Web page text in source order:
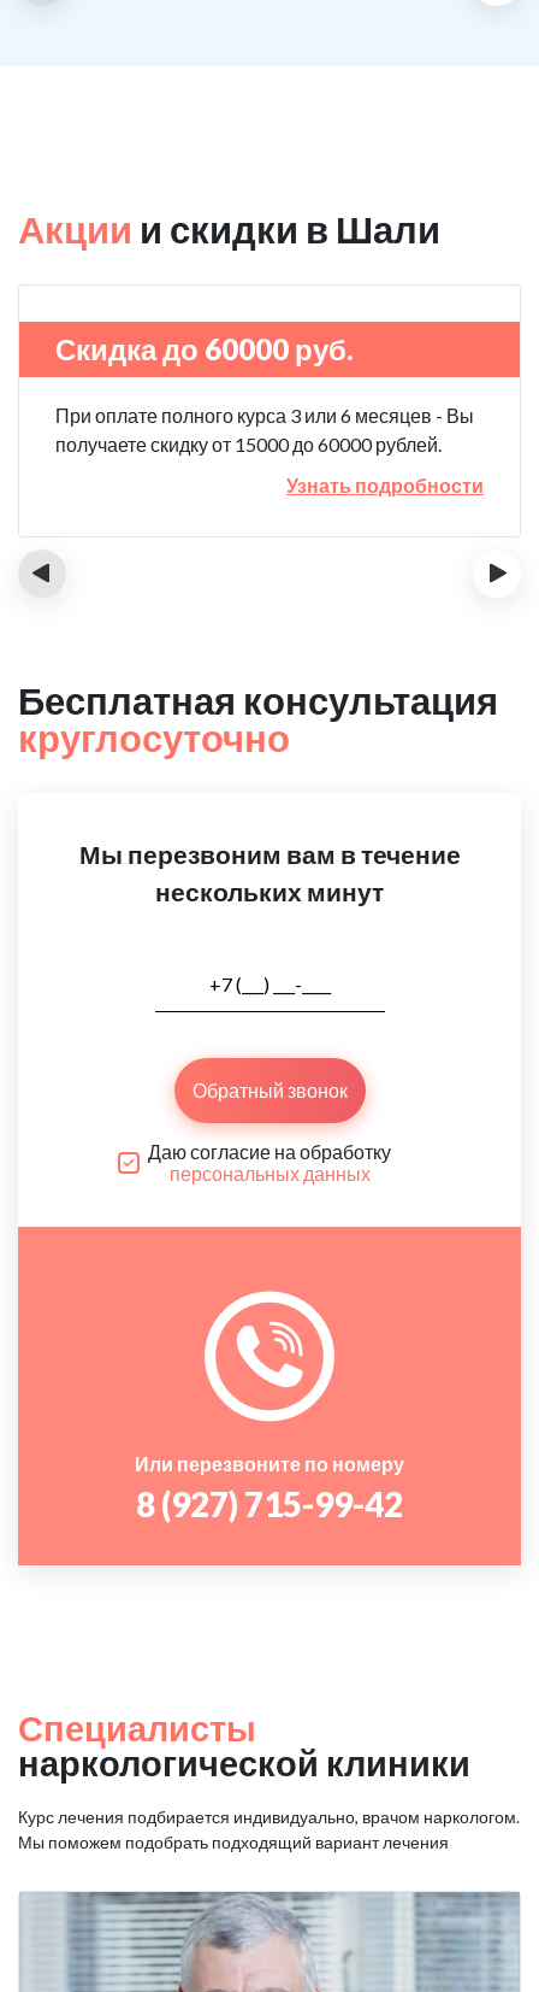
Акции и скидки в Шали
Скидка до 60000 руб.
При оплате полного курса 3 или 6 месяцев - Вы
получаете скидку от 15000 до 60000 рублей.
Узнать подробности
‹ ›
Бесплатная консультация
круглосуточно
Мы перезвоним вам в течение
нескольких минут
Обратный звонок
Даю согласие на обработку
персональных данных
Или перезвоните по номеру
8 (927) 715-99-42
Специалисты
наркологической клиники
Курс лечения подбирается индивидуально, врачом наркологом.
Мы поможем подобрать подходящий вариант лечения